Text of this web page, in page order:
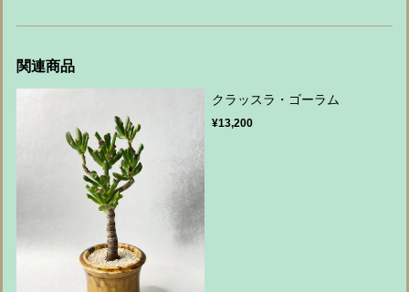
関連商品
クラッスラ・ゴーラム
¥13,200